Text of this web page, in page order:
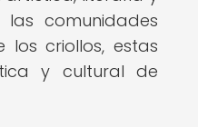
comunidades
los criollos, estas
y cultural de